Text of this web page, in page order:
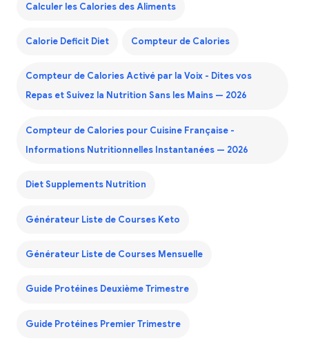
Calculer les Calories des Aliments
Calorie Deficit Diet Compteur de Calories
Compteur de Calories Activé par la Voix - Dites vos
Repas et Suivez la Nutrition Sans les Mains — 2026
Compteur de Calories pour Cuisine Française -
Informations Nutritionnelles Instantanées — 2026
Diet Supplements Nutrition
Générateur Liste de Courses Keto
Générateur Liste de Courses Mensuelle
Guide Protéines Deuxième Trimestre
Guide Protéines Premier Trimestre